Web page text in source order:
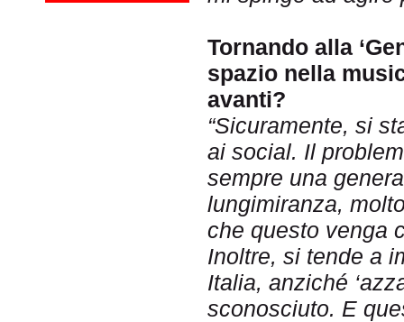
Tornando alla
spazio nella
avanti?
“Sicuramente, si
ai social. Il
sempre una
lungimiranza,
che questo venga
Inoltre, si tende a
Italia, anziché
sconosciuto. E